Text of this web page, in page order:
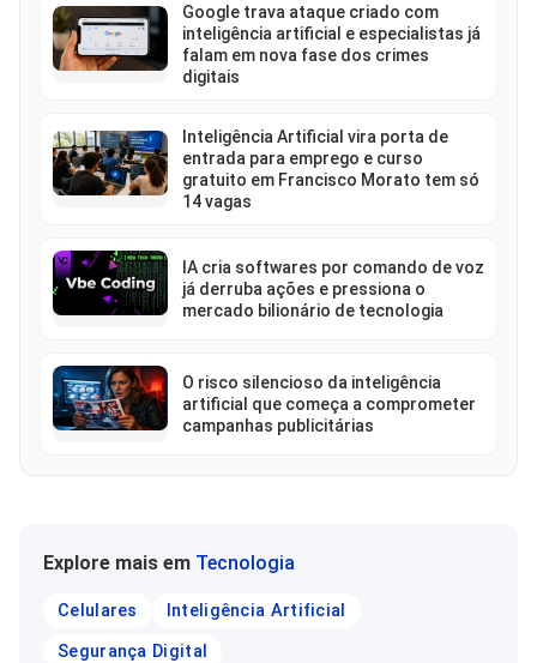
Google trava ataque criado com
inteligência artificial e especialistas já
falam em nova fase dos crimes
digitais
Inteligência Artificial vira porta de
entrada para emprego e curso
gratuito em Francisco Morato tem só
14 vagas
IA cria softwares por comando de voz
já derruba ações e pressiona o
mercado bilionário de tecnologia
O risco silencioso da inteligência
artificial que começa a comprometer
campanhas publicitárias
Explore mais em Tecnologia
Celulares
Inteligência Artificial
Segurança Digital